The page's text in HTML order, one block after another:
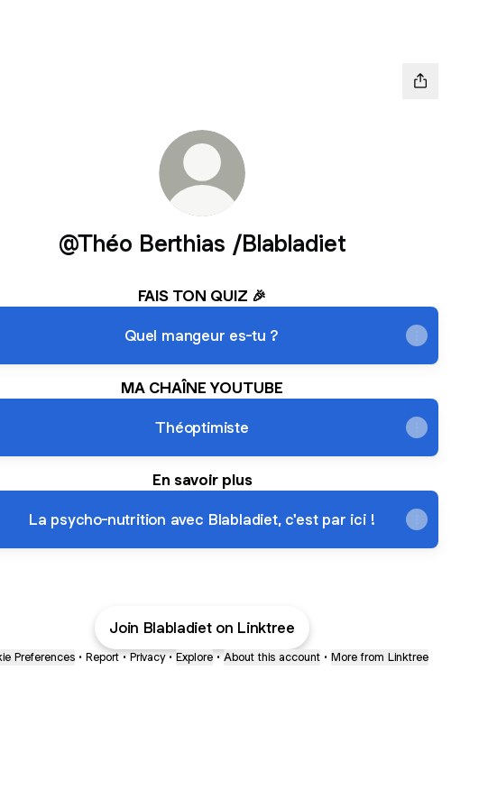
@Théo Berthias /Blabladiet
FAIS TON QUIZ 🎉
Quel mangeur es-tu ?
MA CHAÎNE YOUTUBE
Théoptimiste
En savoir plus
La psycho-nutrition avec Blabladiet, c'est par ici !
Join Blabladiet on Linktree
Preferences • Report • Privacy • Explore • About this account • More from Linktree